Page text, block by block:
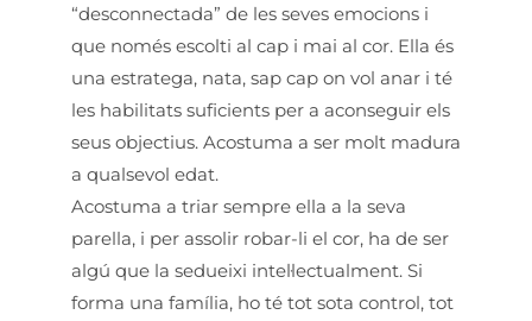
“desconnectada” de les seves emocions i
que només escolti al cap i mai al cor. Ella és
una estratega, nata, sap cap on vol anar i té
les habilitats suficients per a aconseguir els
seus objectius. Acostuma a ser molt madura
a qualsevol edat.
Acostuma a triar sempre ella a la seva
parella, i per assolir robar-li el cor, ha de ser
algú que la sedueixi intel·lectualment. Si
forma una família, ho té tot sota control, tot